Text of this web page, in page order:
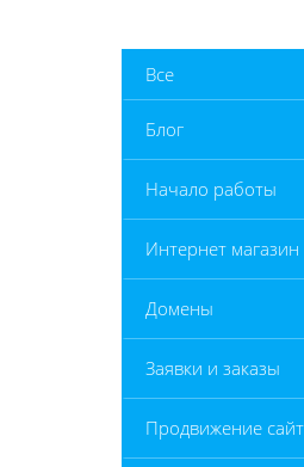
Все
Блог
Начало работы
Интернет магазин
Домены
Заявки и заказы
Продвижение